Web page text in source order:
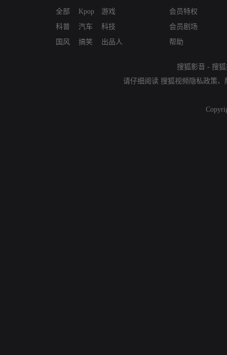
全部
科普
国风
Kpop
汽车
搞笑
游戏
科技
出品人
会员特权
会员剧场
帮助
搜狐影音 - 搜
请仔细阅读 搜狐视频隐私政策、